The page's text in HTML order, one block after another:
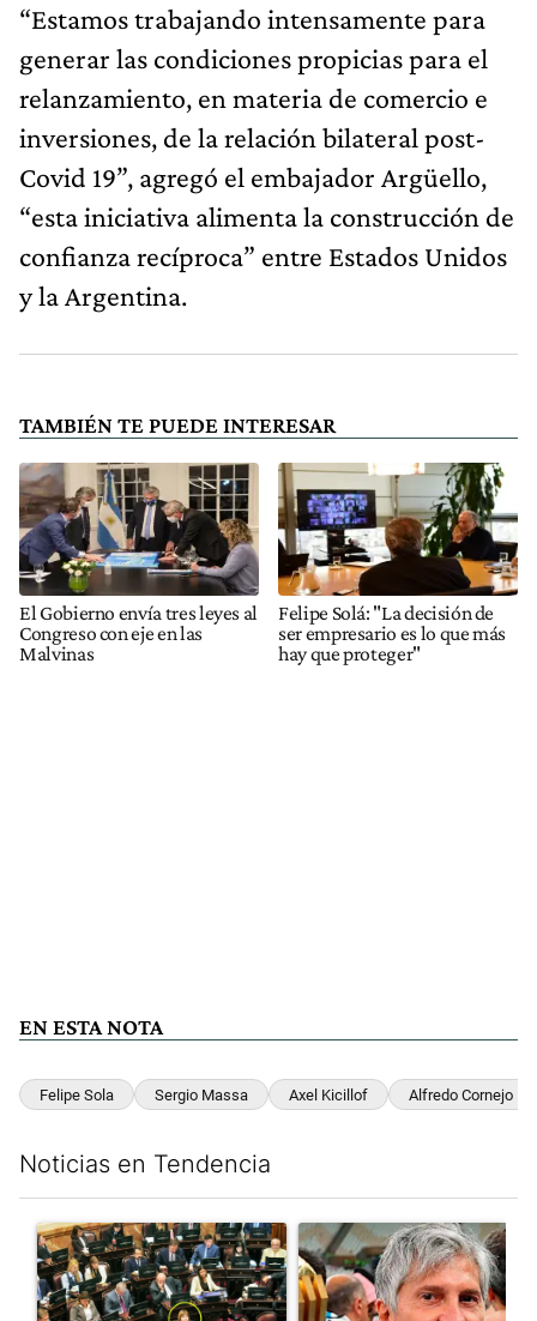
“Estamos trabajando intensamente para
generar las condiciones propicias para el
relanzamiento, en materia de comercio e
inversiones, de la relación bilateral post-
Covid 19”, agregó el embajador Argüello,
“esta iniciativa alimenta la construcción de
confianza recíproca” entre Estados Unidos
y la Argentina.
TAMBIÉN TE PUEDE INTERESAR
El Gobierno envía tres leyes al
Congreso con eje en las
Malvinas
Felipe Solá: "La decisión de
ser empresario es lo que más
hay que proteger"
EN ESTA NOTA
Felipe Sola Sergio Massa Axel Kicillof Alfredo Cornejo
Noticias en Tendencia
Un artículo de tendencia con el título "La Rosada busca
Un artículo de tendencia con